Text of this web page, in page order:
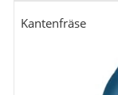
Kantenfräse